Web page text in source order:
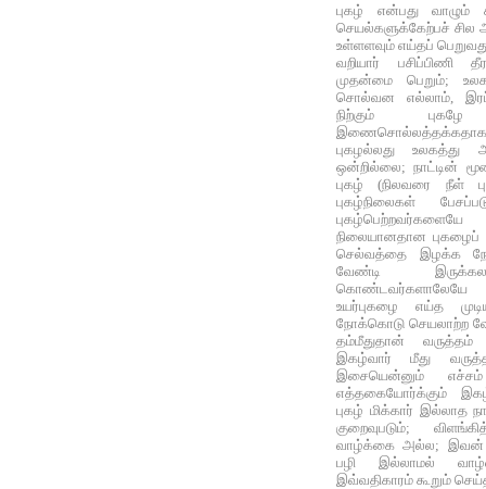
புகழ் என்பது வாழும்
செயல்களுக்கேற்பச்
உள்ளளவும் எய்தப்
வறியார் பசிப்பிணி
முதன்மை பெறும்;
சொல்வன எல்லாம்,
நிற்கும்
இணைசொல்லத்தக்கதாக
புகழல்லது உலகத்து
ஒன்றில்லை; நாட்டின்
புகழ் (நிலவரை நீள்
புகழ்நிலைகள்
நிலையானதான
செல்வத்தை இழக்க
வேண்டி
கொண்டவர்களாலேயே
உயர்புகழை எய்த
நோக்கொடு செயலாற்ற
தம்மீதுதான்
இகழ்வார் மீது
இசையென்னும் எச்சம்
எத்தகையோர்க்கும்
புகழ் மிக்கார் இல்லாத
குறைவுபடும்;
வாழ்க்கை அல்ல;
பழி இல்லாமல்
இவ்வதிகாரம் கூறும்